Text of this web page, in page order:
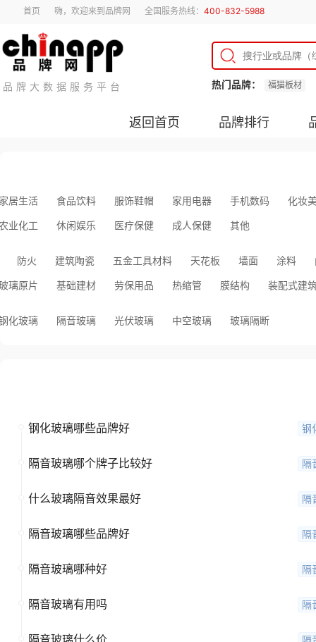
首页 嗨，欢迎来到品牌网 全国服务热线： 400-832-5988
品牌大数据服务平台 热门品牌： 福猫板材
返回首页 品牌排行
钢化玻璃哪些品牌好 钢
隔音玻璃哪个牌子比较好 隔
什么玻璃隔音效果最好 隔
隔音玻璃哪些品牌好 隔
隔音玻璃哪种好 隔
隔音玻璃有用吗 隔
隔音玻璃什么价 隔
居生活 食品饮料 服饰鞋帽 家用电器 手机数码 化妆
业化工 休闲娱乐 医疗保健 成人保健 其他
防火 建筑陶瓷 五金工具材料 天花板 墙面 涂料
璃原片 基础建材 劳保用品 热缩管 膜结构 装配式建
化玻璃 隔音玻璃 光伏玻璃 中空玻璃 玻璃隔断